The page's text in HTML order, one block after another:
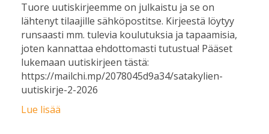
Tuore uutiskirjeemme on julkaistu ja se on
lähtenyt tilaajille sähköpostitse. Kirjeestä löytyy
runsaasti mm. tulevia koulutuksia ja tapaamisia,
joten kannattaa ehdottomasti tutustua! Pääset
lukemaan uutiskirjeen tästä:
https://mailchi.mp/2078045d9a34/satakylien-
uutiskirje-2-2026
Lue lisää